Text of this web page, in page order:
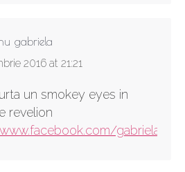
gabriela
2016 at 21:21
un smokey eyes in
revelion